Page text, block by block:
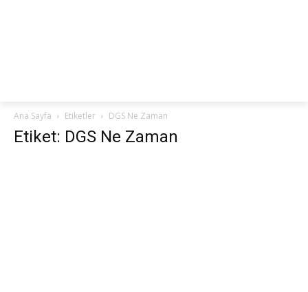
Ana Sayfa Etiketler DGS Ne Zaman
Etiket: DGS Ne Zaman